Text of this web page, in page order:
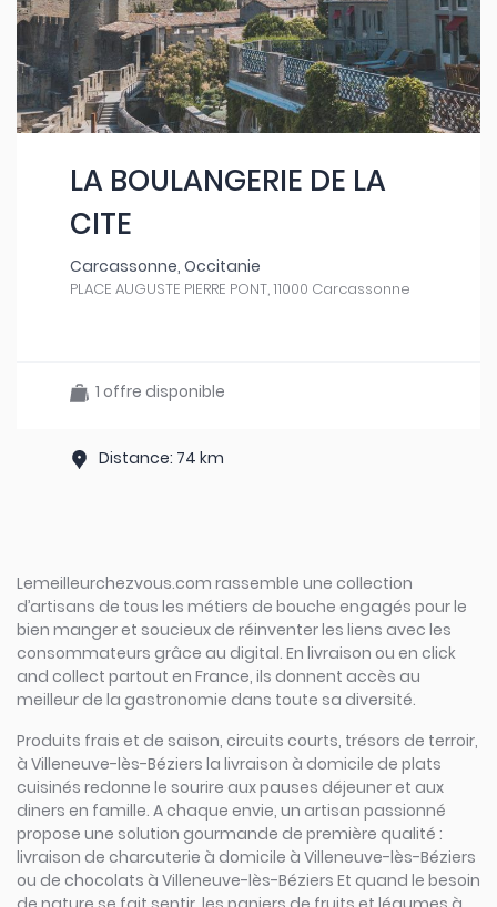
LA BOULANGERIE DE LA
CITE
Carcassonne, Occitanie
PLACE AUGUSTE PIERRE PONT, 11000 Carcassonne
1 offre disponible
Distance: 74 km
Lemeilleurchezvous.com rassemble une collection
d’artisans de tous les métiers de bouche engagés pour le
bien manger et soucieux de réinventer les liens avec les
consommateurs grâce au digital. En livraison ou en click
and collect partout en France, ils donnent accès au
meilleur de la gastronomie dans toute sa diversité.
Produits frais et de saison, circuits courts, trésors de terroir,
à Villeneuve-lès-Béziers la livraison à domicile de plats
cuisinés redonne le sourire aux pauses déjeuner et aux
diners en famille. A chaque envie, un artisan passionné
propose une solution gourmande de première qualité :
livraison de charcuterie à domicile à Villeneuve-lès-Béziers
ou de chocolats à Villeneuve-lès-Béziers Et quand le besoin